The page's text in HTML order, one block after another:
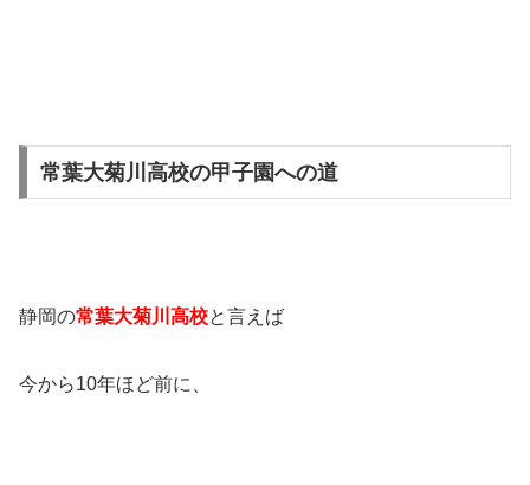
常葉大菊川高校の甲子園への道
静岡の常葉大菊川高校と言えば
今から10年ほど前に、